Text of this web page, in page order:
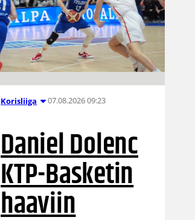
Korisliiga 07.08.2026 09:23
Daniel Dolenc
KTP-Basketin
haaviin